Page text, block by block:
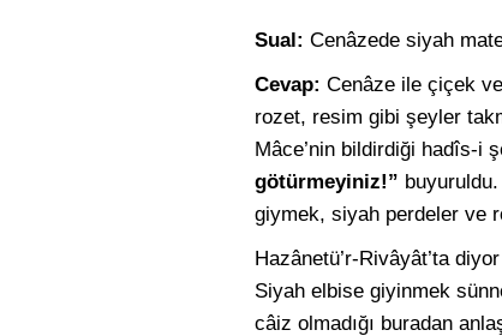
Sual: Cenâzede siyah
Cevap: Cenâze ile çiçek
rozet, resim gibi şeyler
Mâce’nin bildirdiği hadîs-i
götürmeyiniz!”
giymek, siyah perdeler ve
Hazânetü’r-Rivâyât’ta
Siyah elbise giyinmek
câiz olmadığı buradan